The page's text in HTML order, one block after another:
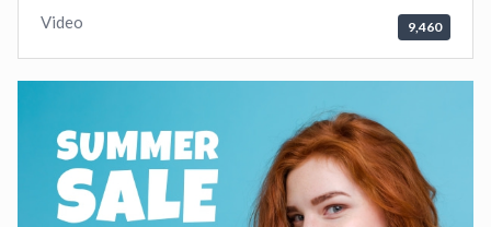
Video 9,460